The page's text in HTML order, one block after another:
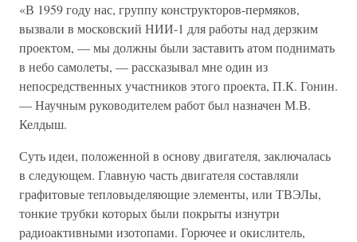
«В 1959 году нас, группу конструкторов-пермяков,
вызвали в московский НИИ-1 для работы над дерзким
проектом, — мы должны были заставить атом поднимать
в небо самолеты, — рассказывал мне один из
непосредственных участников этого проекта, П.К. Гонин.
— Научным руководителем работ был назначен М.В.
Келдыш.
Суть идеи, положенной в основу двигателя, заключалась
в следующем. Главную часть двигателя составляли
графитовые тепловыделяющие элементы, или ТВЭЛы,
тонкие трубки которых были покрыты изнутри
радиоактивными изотопами. Горючее и окислитель,